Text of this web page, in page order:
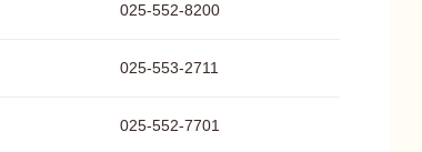
025-552-8200
025-553-2711
025-552-7701